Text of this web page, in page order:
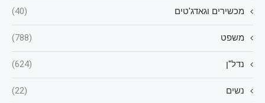
מכשירים וגאדג'טים (40)
משפט (788)
נדל"ן (624)
נשים (22)